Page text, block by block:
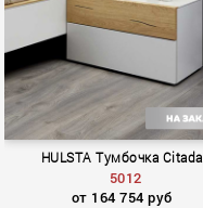
HULSTA Тумбочка Citada
5012
от 164 754 руб